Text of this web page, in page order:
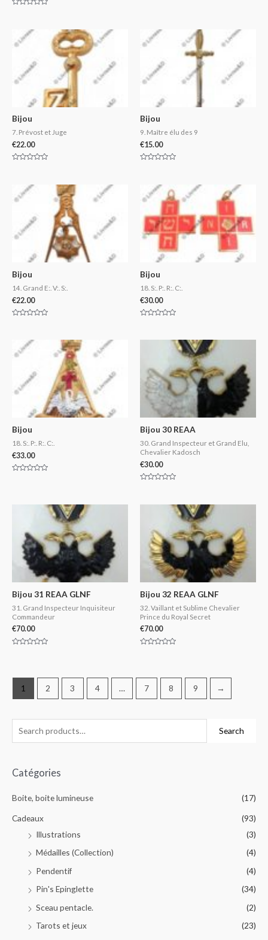
Search
Catégories
Boite, boite lumineuse (17)
Cadeaux
(93)
Illustrations
(3)
Médailles (Collection)
(4)
Pendentif
(4)
Pin's Epinglette
(34)
Sceau pentacle.
(2)
Tarots et jeux
(23)
Bijou
7. Prévost et Juge
€22.00
Bijou
9. Maître élu des 9
€15.00
Bijou
14. Grand E:. V:. S:.
€22.00
Bijou
18. S:. P:. R:. C:.
€30.00
Bijou
18. S:. P:. R:. C:.
€33.00
Bijou 30 REAA
30. Grand Inspecteur et Grand Elu,
Chevalier Kadosch
€30.00
of
Bijou 31 REAA GLNF
31. Grand Inspecteur Inquisiteur
Commandeur
€70.00
5
Bijou 32 REAA GLNF
32. Vaillant et Sublime Chevalier
Prince du Royal Secret
€70.00
5
1 2 3 4 … 7 8 9 →